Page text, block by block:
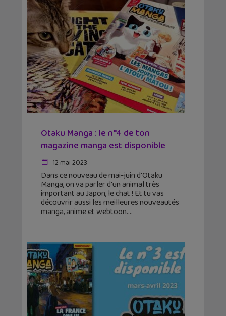
Otaku Manga : le n°4 de ton
magazine manga est disponible
12 mai 2023
Dans ce nouveau de mai-juin d'Otaku
Manga, on va parler d'un animal très
important au Japon, le chat ! Et tu vas
découvrir aussi les meilleures nouveautés
manga, anime et webtoon.